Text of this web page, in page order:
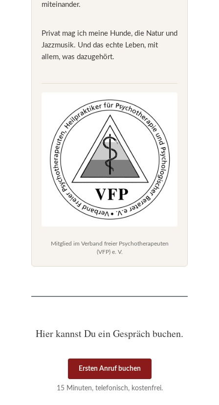
miteinander.
Privat mag ich meine Hunde, die Natur und
Jazzmusik. Und das echte Leben, mit
allem, was dazugehört.
Mitglied im Verband freier Psychotherapeuten
(VFP) e. V.
Hier kannst Du ein Gespräch buchen.
Ersten Anruf buchen
15 Minuten, telefonisch, kostenfrei.